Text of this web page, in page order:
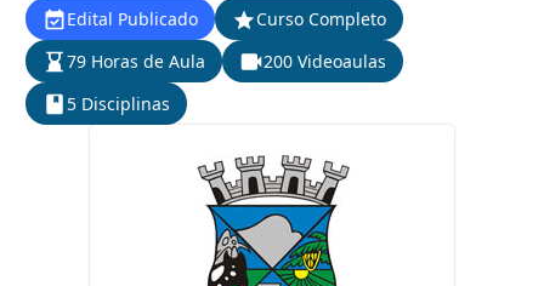
Edital Publicado
Curso Completo
79 Horas de Aula
200 Videoaulas
5 Disciplinas